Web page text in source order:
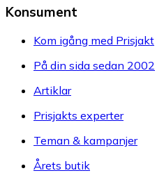
Konsument
Kom igång med Prisjakt
På din sida sedan 2002
Artiklar
Prisjakts experter
Teman & kampanjer
Årets butik